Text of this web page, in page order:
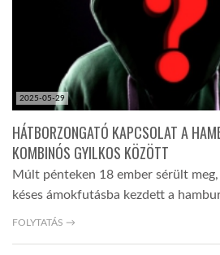
GLOBOBOOK
2025-05-29
HÁTBORZONGATÓ KAPCSOLAT A
KOMBINÓS GYILKOS KÖZÖTT
Múlt pénteken 18 ember sérült
késes ámokfutásba kezdett a
FOLYTATÁS →